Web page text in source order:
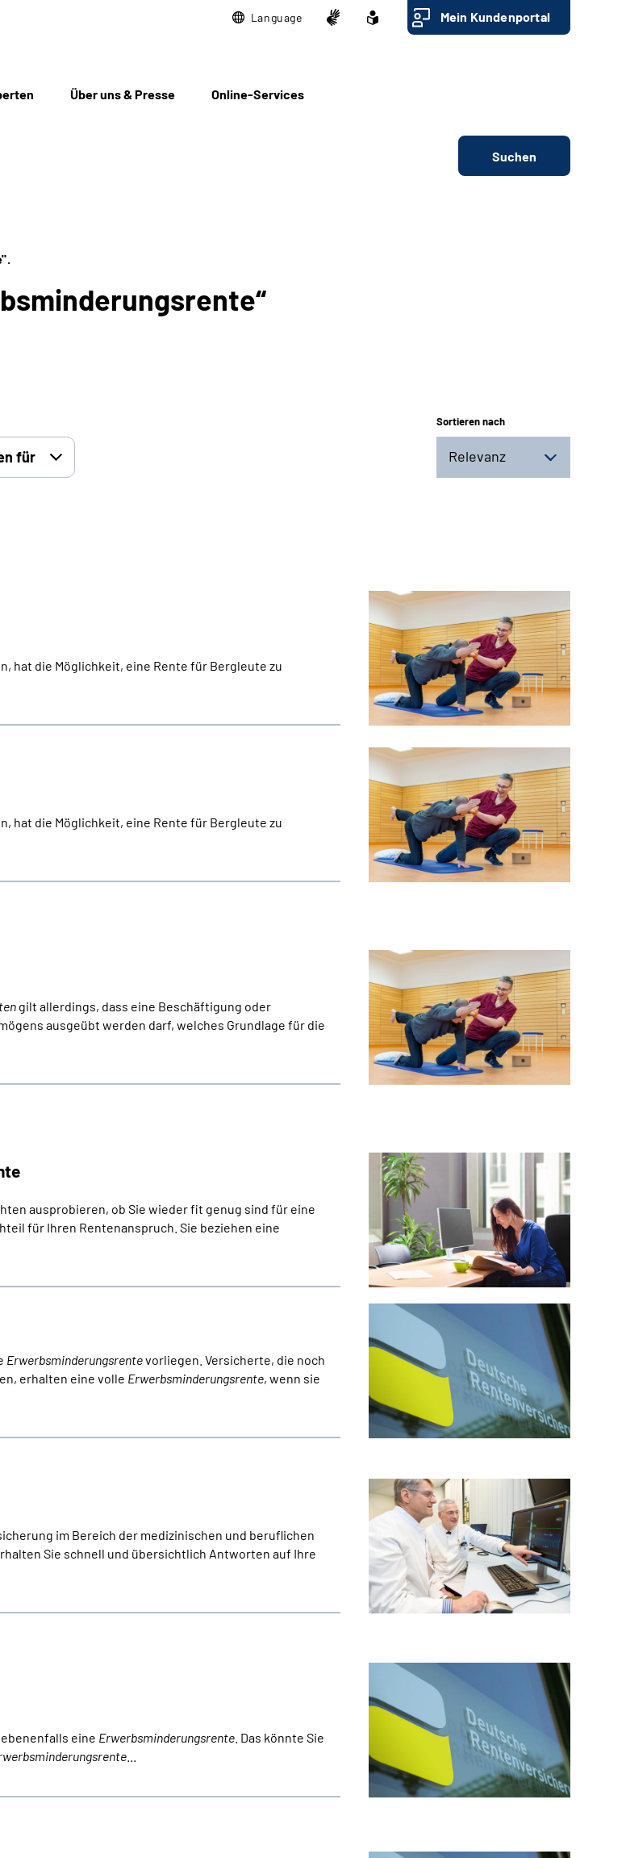
Language Mein Kundenportal
Über uns & Presse Online-Services
Suchen
für
Sortieren nach
Relevanz
hat die Möglichkeit, eine Rente für Bergleute zu
hat die Möglichkeit, eine Rente für Bergleute zu
gilt allerdings, dass eine Beschäftigung oder
ausgeübt werden darf, welches Grundlage für die
ausprobieren, ob Sie wieder fit genug sind für eine
für Ihren Rentenanspruch. Sie beziehen eine
Erwerbsminderungsrentevorliegen. Versicherte, die noch
erhalten eine volle Erwerbsminderungsrente, wenn sie
im Bereich der medizinischen und beruflichen
Sie schnell und übersichtlich Antworten auf Ihre
eine Erwerbsminderungsrente . Das könnte Sie